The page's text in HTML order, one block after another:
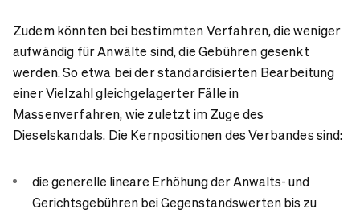
Zudem könnten bei bestimmten Verfahren, die weniger
aufwändig für Anwälte sind, die Gebühren gesenkt
werden. So etwa bei der standardisierten Bearbeitung
einer Vielzahl gleichgelagerter Fälle in
Massenverfahren, wie zuletzt im Zuge des
Dieselskandals. Die Kernpositionen des Verbandes sind:
die generelle lineare Erhöhung der Anwalts- und
Gerichtsgebühren bei Gegenstandswerten bis zu